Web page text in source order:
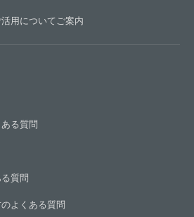
用についてご案内
る質問
質問
よくある質問